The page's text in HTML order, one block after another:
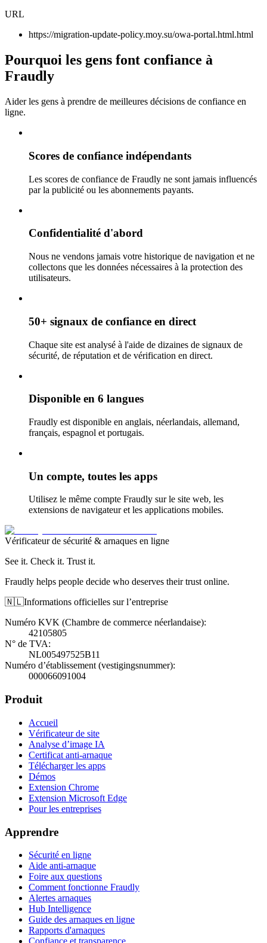
URL
https://migration-update-policy.moy.su/owa-portal.html.html
Pourquoi les gens font confiance à
Fraudly
Aider les gens à prendre de meilleures décisions de confiance en
ligne.
Scores de confiance indépendants
Les scores de confiance de Fraudly ne sont jamais influencés
par la publicité ou les abonnements payants.
Confidentialité d'abord
Nous ne vendons jamais votre historique de navigation et ne
collectons que les données nécessaires à la protection des
utilisateurs.
50+ signaux de confiance en direct
Chaque site est analysé à l'aide de dizaines de signaux de
sécurité, de réputation et de vérification en direct.
Disponible en 6 langues
Fraudly est disponible en anglais, néerlandais, allemand,
français, espagnol et portugais.
Un compte, toutes les apps
Utilisez le même compte Fraudly sur le site web, les
extensions de navigateur et les applications mobiles.
Vérificateur de sécurité & arnaques en ligne
See it. Check it. Trust it.
Fraudly helps people decide who deserves their trust online.
🇳🇱Informations officielles sur l’entreprise
Numéro KVK (Chambre de commerce néerlandaise):
42105805
N° de TVA:
NL005497525B11
Numéro d’établissement (vestigingsnummer):
000066091004
Produit
Accueil
Vérificateur de site
Analyse d’image IA
Certificat anti-arnaque
Télécharger les apps
Démos
Extension Chrome
Extension Microsoft Edge
Pour les entreprises
Apprendre
Sécurité en ligne
Aide anti-arnaque
Foire aux questions
Comment fonctionne Fraudly
Alertes arnaques
Hub Intelligence
Guide des arnaques en ligne
Rapports d'arnaques